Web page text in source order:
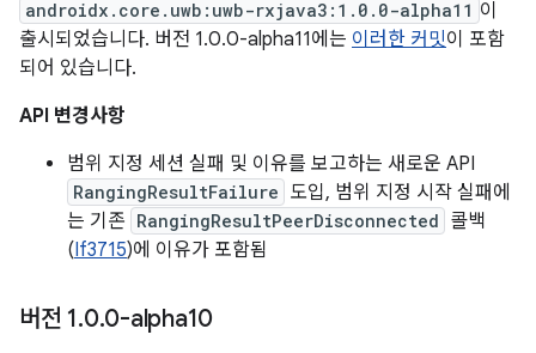
androidx.core.uwb:uwb-rxjava3:1.0.0-alpha11 이
출시되었습니다. 버전 1.0.0-alpha11에는 이러한 커밋이 포함
되어 있습니다.
API 변경사항
범위 지정 세션 실패 및 이유를 보고하는 새로운 API
RangingResultFailure 도입, 범위 지정 시작 실패에
는 기존 RangingResultPeerDisconnected 콜백
(If3715)에 이유가 포함됨
버전 1.0.0-alpha10